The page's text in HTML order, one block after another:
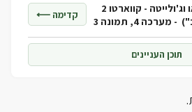
רומאו וג'ולייטה - קווארטו 2
- מערכה 4, תמונה 3 קדימה ⟵
תוכן העניינים